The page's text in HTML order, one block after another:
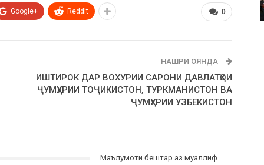
0
Google+ ReddIt
НАШРИ ОЯНДА
ИШТИРОК ДАР ВОХУРИИ САРОНИ ДАВЛАТҲОИ
ҶУМҲУРИИ ТОҶИКИСТОН, ТУРКМАНИСТОН ВА
ҶУМҲУРИИ УЗБЕКИСТОН
Маълумоти бештар аз муаллиф